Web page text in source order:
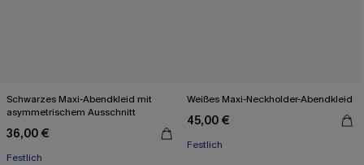
Schwarzes Maxi-Abendkleid mit
asymmetrischem Ausschnitt
36,00 €
Festlich
Weißes Maxi-Neckholder-Abendkleid
45,00 €
Festlich